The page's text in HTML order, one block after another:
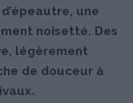
une
noisetté. Des
légèrement
de douceur à